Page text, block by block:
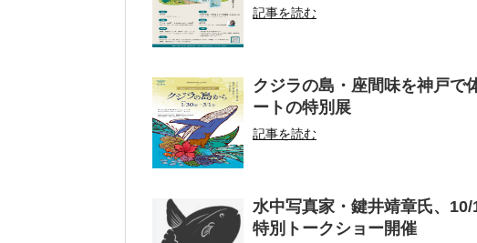
記事を読む
クジラの島・座間味を神戸で
ートの特別展
記事を読む
水中写真家・鍵井靖章氏、
特別トークショー開催